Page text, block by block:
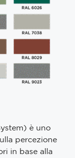
è uno
percezione
in base alla